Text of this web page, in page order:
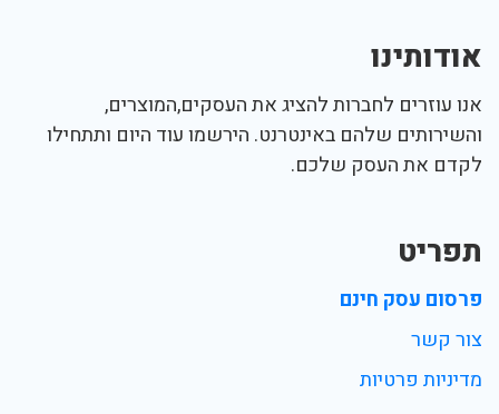
אודותינו
אנו עוזרים לחברות להציג את העסקים,המוצרים,
והשירותים שלהם באינטרנט. הירשמו עוד היום ותתחילו
לקדם את העסק שלכם.
תפריט
פרסום עסק חינם
צור קשר
מדיניות פרטיות